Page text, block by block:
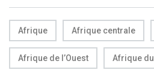
Afrique Afrique centrale
Afrique de l’Ouest Afrique du